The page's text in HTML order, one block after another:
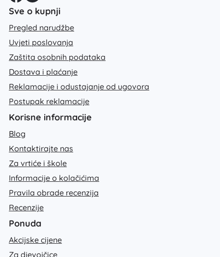
Sve o kupnji
Pregled narudžbe
Uvjeti poslovanja
Zaštita osobnih podataka
Dostava i plaćanje
Reklamacije i odustajanje od ugovora
Postupak reklamacije
Korisne informacije
Blog
Kontaktirajte nas
Za vrtiće i škole
Informacije o kolačićima
Pravila obrade recenzija
Recenzije
Ponuda
Akcijske cijene
Za djevojčice